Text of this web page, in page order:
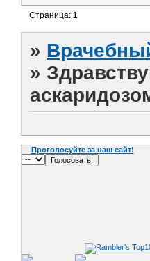
Страница:1
»
»
Проголосуйте за наш сайт!